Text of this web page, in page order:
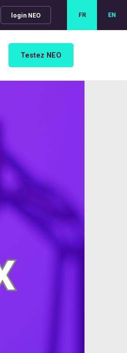
login NEO FR EN
Testez NEO